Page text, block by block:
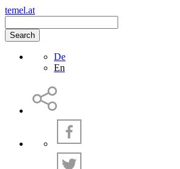
temel.at
Search
De
En